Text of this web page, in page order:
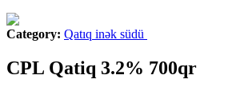
Category: Qatıq inək südü
CPL Qatiq 3.2% 700qr